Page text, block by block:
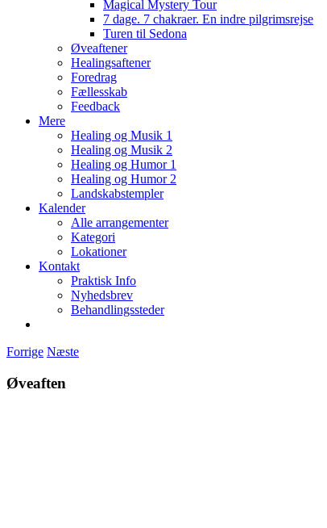
Magical Mystery Tour
7 dage. 7 chakraer. En indre pilgrimsrejse
Turen til Sedona
Øveaftener
Healingsaftener
Foredrag
Fællesskab
Feedback
Mere
Healing og Musik 1
Healing og Musik 2
Healing og Humor 1
Healing og Humor 2
Landskabstempler
Kalender
Alle arrangementer
Kategori
Lokationer
Kontakt
Praktisk Info
Nyhedsbrev
Behandlingssteder
Forrige Næste
Øveaften